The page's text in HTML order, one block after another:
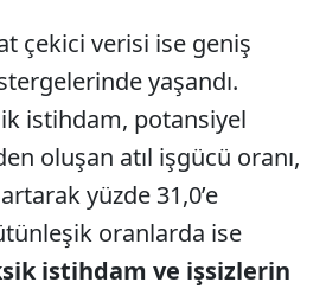
çekici verisi ise geniş
yaşandı.
istihdam, potansiyel
oluşan atıl işgücü oranı,
yüzde 31,0’e
oranlarda ise
istihdam ve işsizlerin